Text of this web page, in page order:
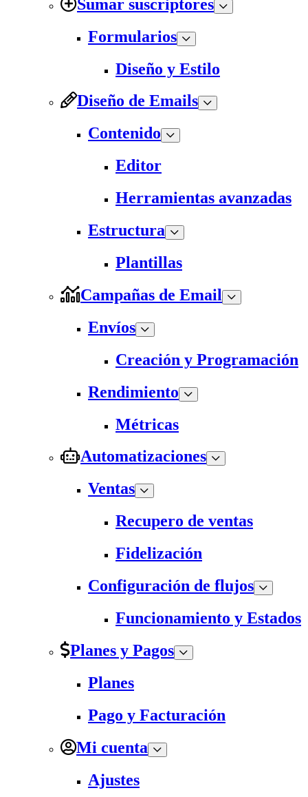
Sumar suscriptores
Formularios
Diseño y Estilo
Diseño de Emails
Contenido
Editor
Herramientas avanzadas
Estructura
Plantillas
Campañas de Email
Envíos
Creación y Programación
Rendimiento
Métricas
Automatizaciones
Ventas
Recupero de ventas
Fidelización
Configuración de flujos
Funcionamiento y Estados
Planes y Pagos
Planes
Pago y Facturación
Mi cuenta
Ajustes